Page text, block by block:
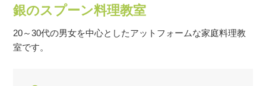
銀のスプーン料理教室
20～30代の男女を中心としたアットフォームな家庭料理教
室です。